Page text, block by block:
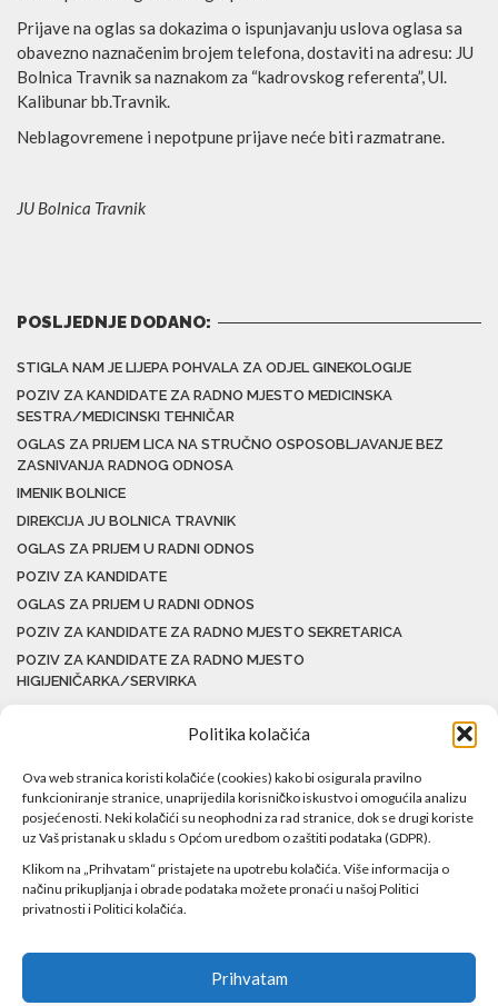
Politika kolačića
Ova web stranica koristi kolačiće (cookies) kako bi osigurala pravilno
funkcioniranje stranice, unaprijedila korisničko iskustvo i omogućila analizu
posjećenosti. Neki kolačići su neophodni za rad stranice, dok se drugi koriste
uz Vaš pristanak u skladu s Općom uredbom o zaštiti podataka (GDPR).
Klikom na „Prihvatam“ pristajete na upotrebu kolačića. Više informacija o
načinu prikupljanja i obrade podataka možete pronaći u našoj Politici
privatnosti i Politici kolačića.
Prihvatam
Prijave na oglas sa dokazima o ispunjavanju uslova oglasa sa
obavezno naznačenim brojem telefona, dostaviti na adresu: JU
Bolnica Travnik sa naznakom za “kadrovskog referenta”, Ul.
Kalibunar bb.Travnik.
Neblagovremene i nepotpune prijave neće biti razmatrane.
JU Bolnica Travnik
POSLJEDNJE DODANO:
STIGLA NAM JE LIJEPA POHVALA ZA ODJEL GINEKOLOGIJE
POZIV ZA KANDIDATE ZA RADNO MJESTO MEDICINSKA
SESTRA/MEDICINSKI TEHNIČAR
OGLAS ZA PRIJEM LICA NA STRUČNO OSPOSOBLJAVANJE BEZ
ZASNIVANJA RADNOG ODNOSA
IMENIK BOLNICE
DIREKCIJA JU BOLNICA TRAVNIK
OGLAS ZA PRIJEM U RADNI ODNOS
POZIV ZA KANDIDATE
OGLAS ZA PRIJEM U RADNI ODNOS
POZIV ZA KANDIDATE ZA RADNO MJESTO SEKRETARICA
POZIV ZA KANDIDATE ZA RADNO MJESTO
HIGIJENIČARKA/SERVIRKA